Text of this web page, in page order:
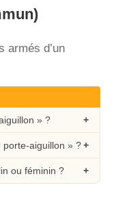
armés d’un
» ?
aiguillon » ?
ou féminin ?